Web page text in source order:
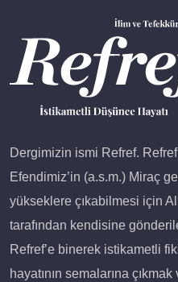
Dergimizin ismi Refref.
Efendimiz’in (a.s.m.) Miraç
yükseklere çıkabilmesi için
tarafından kendisine
Refref’e binerek istikametli
hayatının semalarına